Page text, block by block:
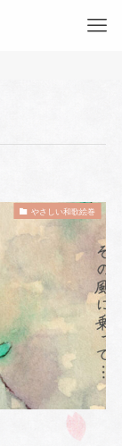
やさしい和歌絵巻